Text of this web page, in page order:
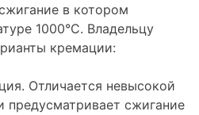
в котором
1000°С. Владельцу
кремации:
Отличается невысокой
предусматривает сжигание